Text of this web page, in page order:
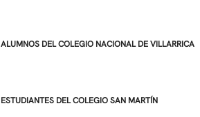
ALUMNOS DEL COLEGIO NACIONAL DE VILLARRICA
ESTUDIANTES DEL COLEGIO SAN MARTÍN